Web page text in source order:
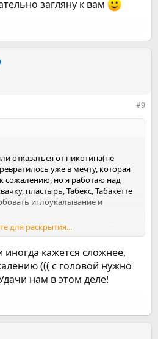
загляну к вам
#9
отказаться от никотина(не
уже в мечту, которая
сожалению, но я работаю над
пластырь, Табекс, Табакетте
иглоукалывание и
тебе только физическую тягу, а с
тебе. У кого то эта борьба
то каждая секунда полный трэш.
навсегда, так и держи этот курс.
организм будут
ситуации, изменения в
для раскрытия...
иногда кажется сложнее,
((( с головой нужно
нам в этом деле!